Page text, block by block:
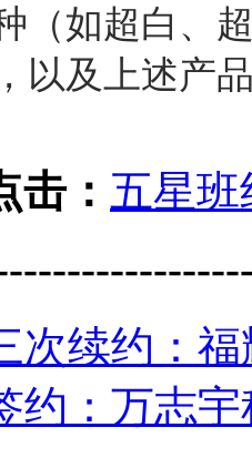
（如超白、
以及上述产
击： 五星班
次续约：
约：万志